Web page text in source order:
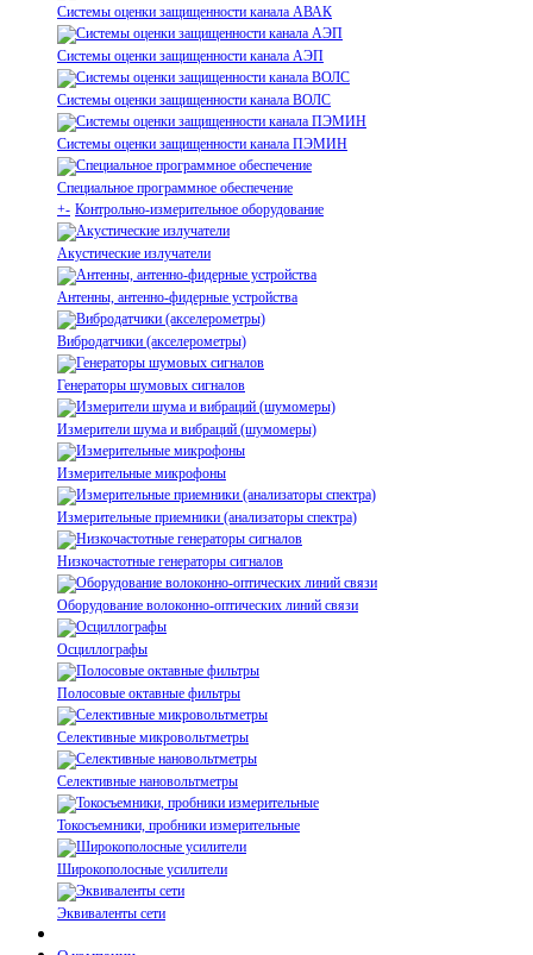
Системы оценки защищенности канала АВАК
Системы оценки защищенности канала АЭП
Системы оценки защищенности канала ВОЛС
Системы оценки защищенности канала ПЭМИН
Специальное программное обеспечение
+- Контрольно-измерительное оборудование
Акустические излучатели
Антенны, антенно-фидерные устройства
Вибродатчики (акселерометры)
Генераторы шумовых сигналов
Измерители шума и вибраций (шумомеры)
Измерительные микрофоны
Измерительные приемники (анализаторы спектра)
Низкочастотные генераторы сигналов
Оборудование волоконно-оптических линий связи
Осциллографы
Полосовые октавные фильтры
Селективные микровольтметры
Селективные нановольтметры
Токосъемники, пробники измерительные
Широкополосные усилители
Эквиваленты сети